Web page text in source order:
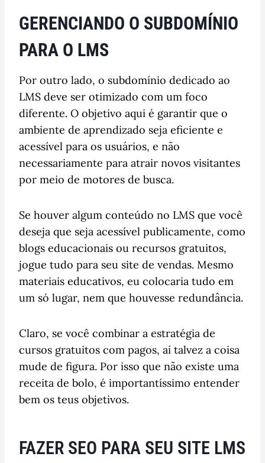
GERENCIANDO O SUBDOMÍNIO
PARA O LMS
Por outro lado, o subdomínio dedicado ao
LMS deve ser otimizado com um foco
diferente. O objetivo aqui é garantir que o
ambiente de aprendizado seja eficiente e
acessível para os usuários, e não
necessariamente para atrair novos visitantes
por meio de motores de busca.
Se houver algum conteúdo no LMS que você
deseja que seja acessível publicamente, como
blogs educacionais ou recursos gratuitos,
jogue tudo para seu site de vendas. Mesmo
materiais educativos, eu colocaria tudo em
um só lugar, nem que houvesse redundância.
Claro, se você combinar a estratégia de
cursos gratuitos com pagos, aí talvez a coisa
mude de figura. Por isso que não existe uma
receita de bolo, é importantíssimo entender
bem os teus objetivos.
FAZER SEO PARA SEU SITE LMS